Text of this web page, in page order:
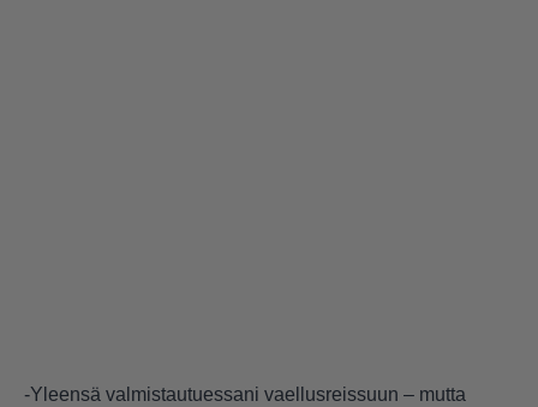
-Yleensä valmistautuessani vaellusreissuun – mutta